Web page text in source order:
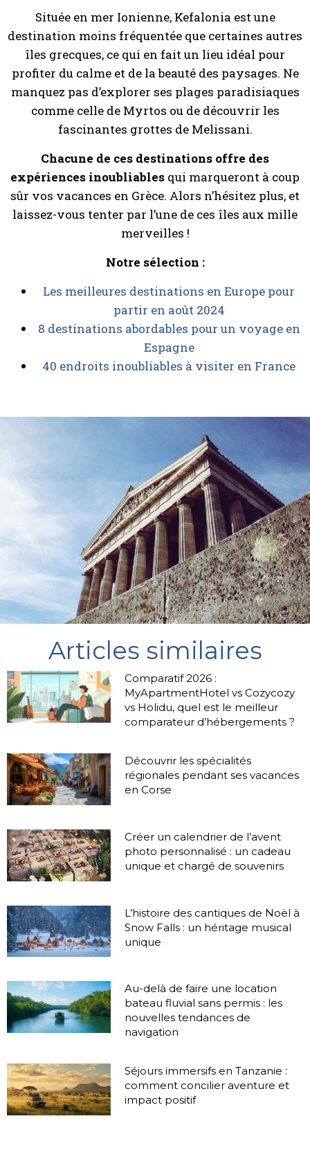
Située en mer Ionienne, Kefalonia est une
destination moins fréquentée que certaines autres
îles grecques, ce qui en fait un lieu idéal pour
profiter du calme et de la beauté des paysages. Ne
manquez pas d’explorer ses plages paradisiaques
comme celle de Myrtos ou de découvrir les
fascinantes grottes de Melissani.
Chacune de ces destinations offre des
expériences inoubliables qui marqueront à coup
sûr vos vacances en Grèce. Alors n’hésitez plus, et
laissez-vous tenter par l’une de ces îles aux mille
merveilles !
Notre sélection :
Les meilleures destinations en Europe pour
partir en août 2024
8 destinations abordables pour un voyage en
Espagne
40 endroits inoubliables à visiter en France
Articles similaires
Comparatif 2026 :
MyApartmentHotel vs Cozycozy
vs Holidu, quel est le meilleur
comparateur d’hébergements ?
Découvrir les spécialités
régionales pendant ses vacances
en Corse
Créer un calendrier de l’avent
photo personnalisé : un cadeau
unique et chargé de souvenirs
L’histoire des cantiques de Noël à
Snow Falls : un héritage musical
unique
Au-delà de faire une location
bateau fluvial sans permis : les
nouvelles tendances de
navigation
Séjours immersifs en Tanzanie :
comment concilier aventure et
impact positif